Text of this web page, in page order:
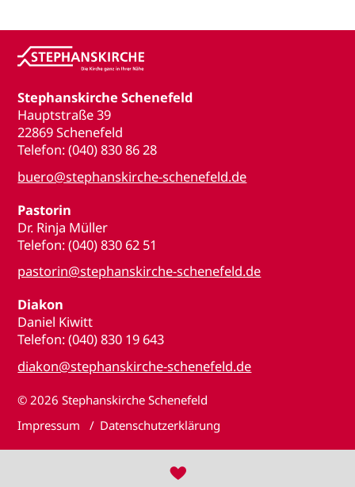
Stephanskirche Schenefeld
Hauptstraße 39
22869 Schenefeld
Telefon: (040) 830 86 28
buero@stephanskirche-schenefeld.de
Pastorin
Dr. Rinja Müller
Telefon: (040) 830 62 51
pastorin@stephanskirche-schenefeld.de
Diakon
Daniel Kiwitt
Telefon: (040) 830 19 643
diakon@stephanskirche-schenefeld.de
© 2026 Stephanskirche Schenefeld
Impressum
Datenschutzerklärung
♥